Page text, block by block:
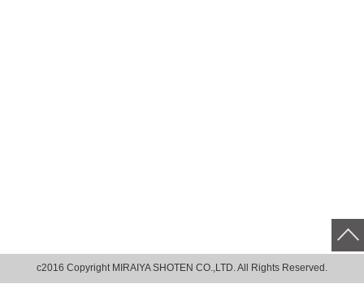
c2016 Copyright MIRAIYA SHOTEN CO.,LTD. All Rights Reserved.